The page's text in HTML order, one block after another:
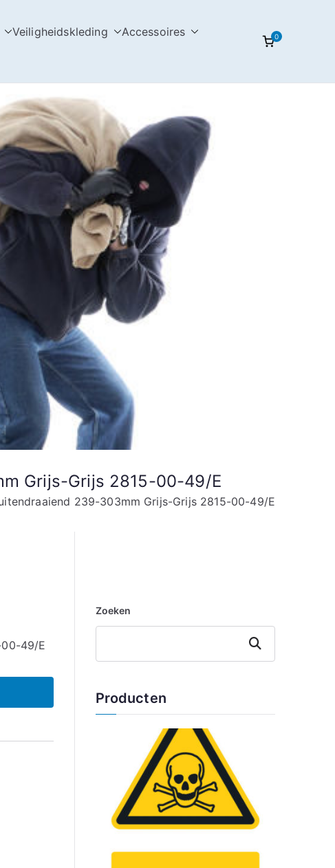
Veiligheidskleding
Accessoires
0
Grijs-Grijs 2815-00-49/E
239-303mm Grijs-Grijs 2815-00-49/E
49/E
Zoeken
Zoeken
Producten